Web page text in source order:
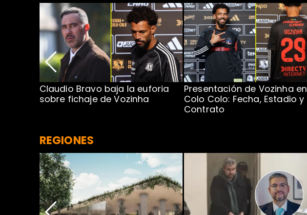
Claudio Bravo baja la euforia
sobre fichaje de Vozinha
Presentación de Vozinha en
Colo Colo: Fecha, Estadio y
Contrato
REGIONES